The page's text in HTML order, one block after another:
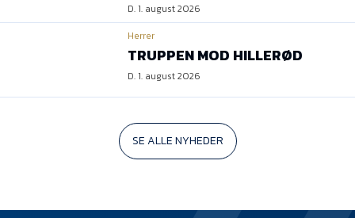
D. 1. august 2026
Herrer
TRUPPEN MOD HILLERØD
D. 1. august 2026
SE ALLE NYHEDER